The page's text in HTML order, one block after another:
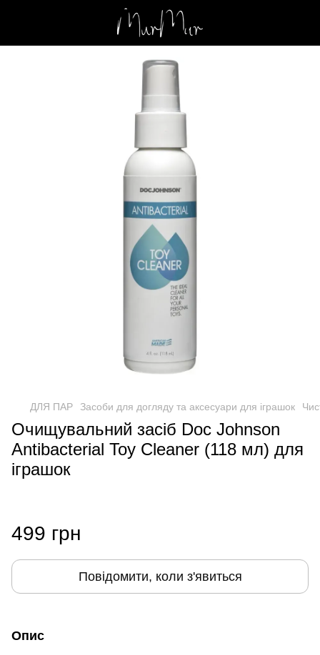
ДЛЯ ПАР Засоби для догляду та аксесуари для іграшок
Очищувальний засіб Doc Johnson
Antibacterial Toy Cleaner (118 мл) для
іграшок
499 грн
Повідомити, коли з'явиться
Опис